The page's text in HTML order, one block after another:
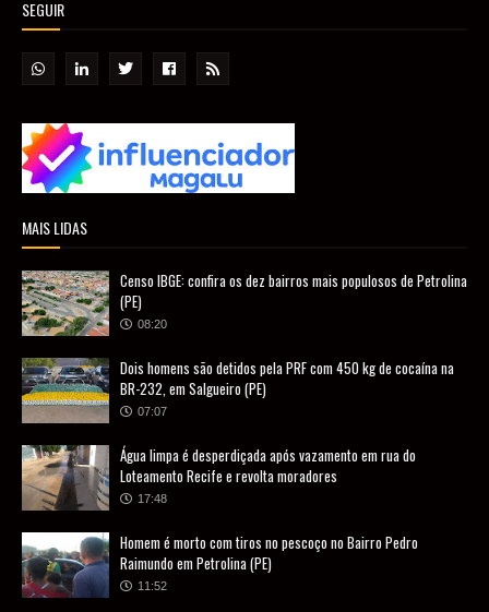
SEGUIR
MAIS LIDAS
Censo IBGE: confira os dez bairros mais populosos de Petrolina
(PE)
08:20
Dois homens são detidos pela PRF com 450 kg de cocaína na
BR-232, em Salgueiro (PE)
07:07
Água limpa é desperdiçada após vazamento em rua do
Loteamento Recife e revolta moradores
17:48
Homem é morto com tiros no pescoço no Bairro Pedro
Raimundo em Petrolina (PE)
11:52